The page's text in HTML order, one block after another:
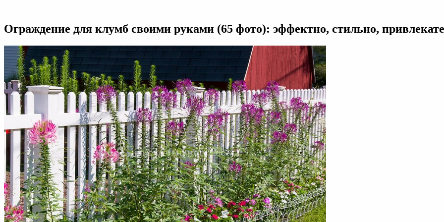
своими
(65
фото):
эффектно,
стильно,
привлекательно
Ограждение для клумб своими руками (65 фото): эффектно, стильно,